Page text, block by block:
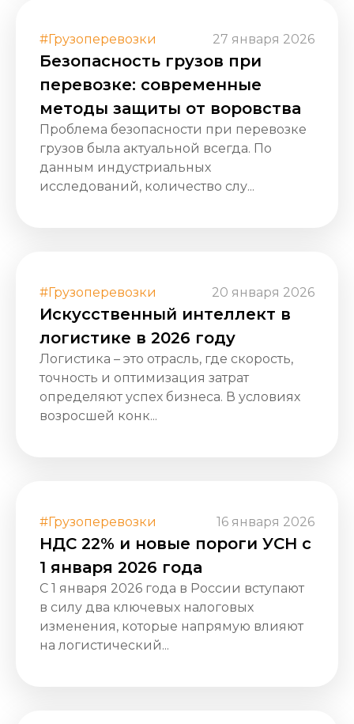
#Грузоперевозки 27 января 2026
Безопасность грузов при
перевозке: современные
методы защиты от воровства
Проблема безопасности при перевозке
грузов была актуальной всегда. По
данным индустриальных
исследований, количество слу...
#Грузоперевозки 20 января 2026
Искусственный интеллект в
логистике в 2026 году
Логистика – это отрасль, где скорость,
точность и оптимизация затрат
определяют успех бизнеса. В условиях
возросшей конк...
#Грузоперевозки 16 января 2026
НДС 22% и новые пороги УСН с
1 января 2026 года
С 1 января 2026 года в России вступают
в силу два ключевых налоговых
изменения, которые напрямую влияют
на логистический...